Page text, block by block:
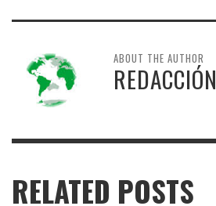
ABOUT THE AUTHOR
REDACCIÓN
RELATED POSTS